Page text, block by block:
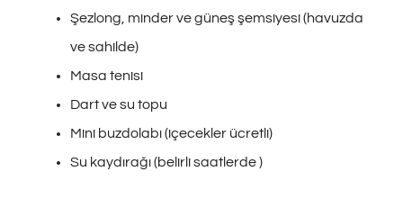
Şezlong, minder ve güneş şemsiyesi (havuzda
ve sahilde)
Masa tenisi
Dart ve su topu
Mini buzdolabı (içecekler ücretli)
Su kaydırağı (belirli saatlerde )